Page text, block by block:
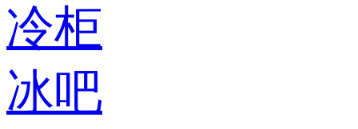
冷柜
冰吧